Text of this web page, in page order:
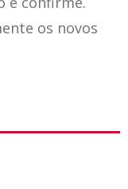
os novos